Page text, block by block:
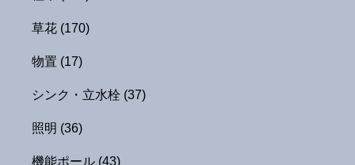
草花 (170)
物置 (17)
シンク・立水栓 (37)
照明 (36)
機能ポール (43)